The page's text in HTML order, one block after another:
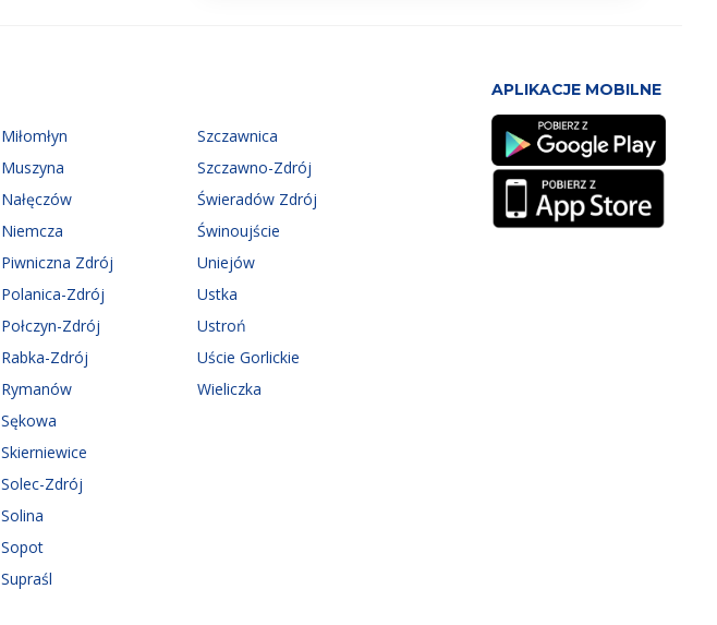
Miłomłyn
Muszyna
Nałęczów
Niemcza
Piwniczna Zdrój
Polanica-Zdrój
Połczyn-Zdrój
Rabka-Zdrój
Rymanów
Sękowa
Skierniewice
Solec-Zdrój
Solina
Sopot
Supraśl
Szczawnica
Szczawno-Zdrój
Świeradów Zdrój
Świnoujście
Uniejów
Ustka
Ustroń
Uście Gorlickie
Wieliczka
APLIKACJE MOBILNE